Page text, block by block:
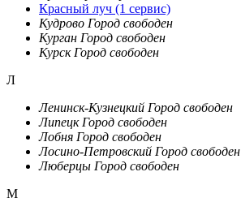
Красный луч (1 сервис)
Кудрово Город свободен
Курган Город свободен
Курск Город свободен
Л
Ленинск-Кузнецкий Город свободен
Липецк Город свободен
Лобня Город свободен
Лосино-Петровский Город свободен
Люберцы Город свободен
М